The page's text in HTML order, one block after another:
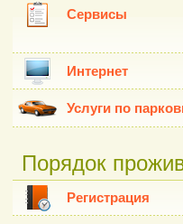
Сервисы
Интернет
Услуги по
Порядок
Регистрация